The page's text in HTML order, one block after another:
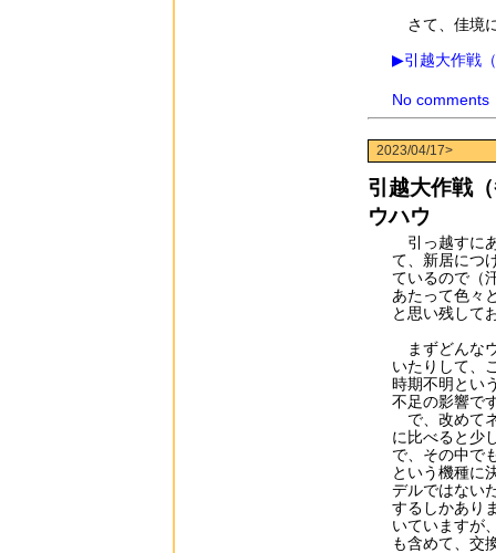
さて、佳境
▶引越大作戦
No comments
2023/04/17>
引越大作戦
ウハウ
引っ越すに
て、新居につ
ているので（
あたって色々
と思い残して
まずどんな
いたりして、
時期不明とい
不足の影響で
で、改めて
に比べると少
で、その中で
という機種に
デルではない
するしかあり
いていますが
も含めて、交